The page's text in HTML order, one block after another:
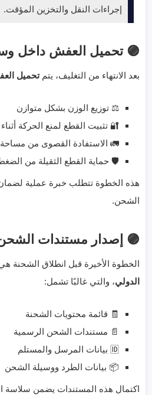
إجراءات النقل والتخزين المؤقت.
🟣 تحميل العفش داخل
بعد الانتهاء من التغليف، يتمتحميل
⚖️ توزيع الوزن بشكل متوازن
🔐 تثبيت القطع لمنع الحركة
🚛 الاستفادة القصوى من
🛡️ حماية القطع الثقيلة من
هذه الخطوة تتطلب خبرة عملية
الشحن.
🟣 إصدار مستندات
الخطوة الأخيرة قبل انطلاق الشحنة
الدولي، والتي غالبًا تشمل:
🧾 قائمة محتويات الشحنة
📄 مستندات الشحن الرسمية
🆔 بيانات المرسل والمستلم
📦 بيانات الطرد ووسيلة الشحن
اكتمال هذه المستندات يضمن سلاسة